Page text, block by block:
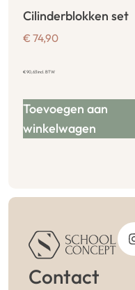
Cilinderblokken set
€ 74,90
€90,63incl. BTW
Toevoegen aan
winkelwagen
Contact